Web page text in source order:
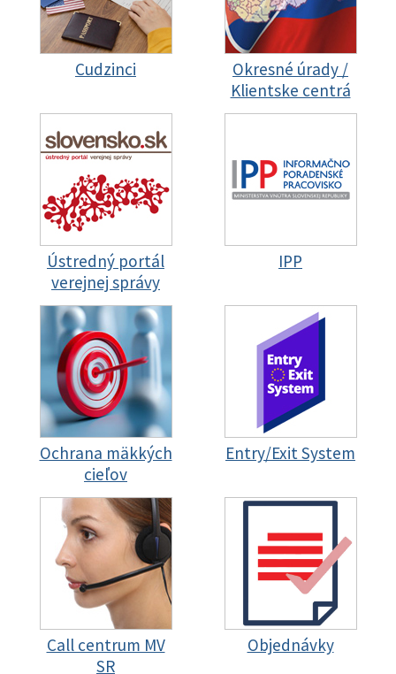
Cudzinci
Okresné úrady /
Klientske centrá
Ústredný portál
verejnej správy
IPP
Ochrana mäkkých
cieľov
Entry/Exit System
Call centrum MV
SR
Objednávky